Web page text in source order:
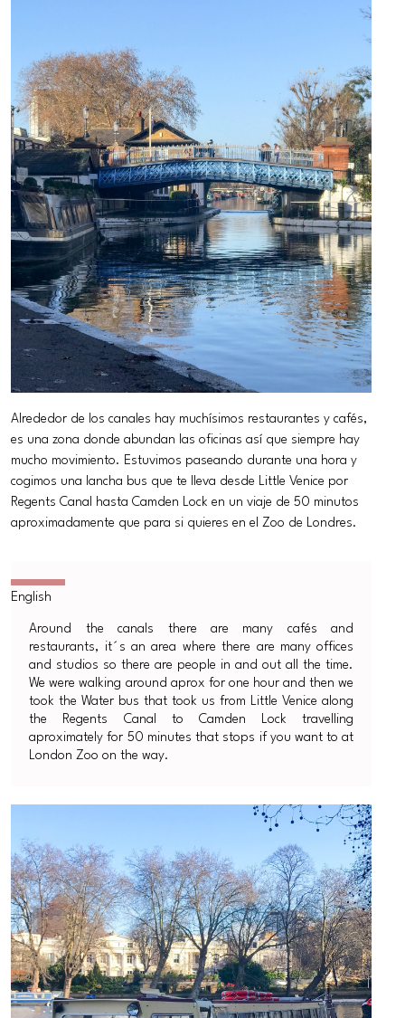
Alrededor de los canales hay muchísimos restaurantes y cafés,
es una zona donde abundan las oficinas así que siempre hay
mucho movimiento. Estuvimos paseando durante una hora y
cogimos una lancha bus que te lleva desde Little Venice por
Regents Canal hasta Camden Lock en un viaje de 50 minutos
aproximadamente que para si quieres en el Zoo de Londres.
Around the canals there are many cafés and
restaurants, it´s an area where there are many offices
and studios so there are people in and out all the time.
We were walking around aprox for one hour and then we
took the Water bus that took us from Little Venice along
the Regents Canal to Camden Lock travelling
aproximately for 50 minutes that stops if you want to at
London Zoo on the way.